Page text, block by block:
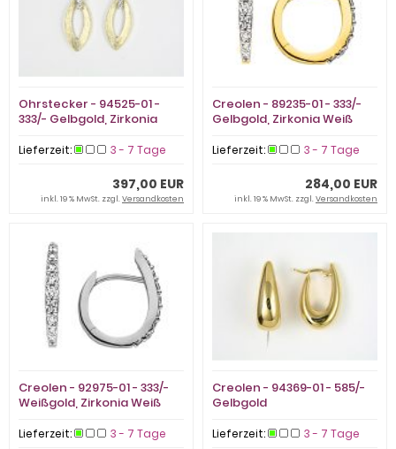
Ohrstecker - 94525-01 -
333/- Gelbgold, Zirkonia
Lieferzeit: 3 - 7 Tage
397,00 EUR
inkl. 19 % MwSt. zzgl.Versandkosten
Creolen - 89235-01 - 333/-
Gelbgold, Zirkonia Weiß
Lieferzeit: 3 - 7 Tage
284,00 EUR
inkl. 19 % MwSt. zzgl.Versandkosten
Creolen - 92975-01 - 333/-
Weißgold, Zirkonia Weiß
Lieferzeit: 3 - 7 Tage
Creolen - 94369-01 - 585/-
Gelbgold
Lieferzeit: 3 - 7 Tage